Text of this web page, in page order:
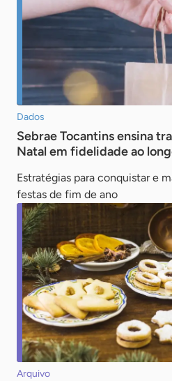
Dados
Sebrae Tocantins ensina
Natal em fidelidade ao
Estratégias para conquistar e
festas de fim de ano
Arquivo